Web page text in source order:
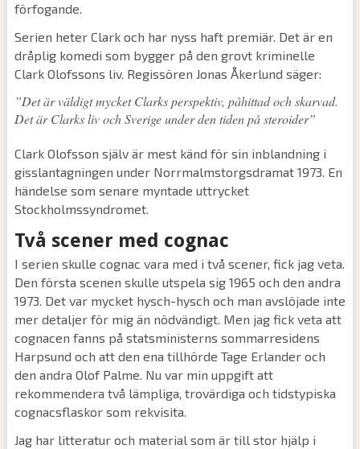
förfogande.
Serien heter Clark och har nyss haft premiär. Det är en
dråplig komedi som bygger på den grovt kriminelle
Clark Olofssons liv. Regissören Jonas Åkerlund säger:
”Det är väldigt mycket Clarks perspektiv, påhittad och skarvad.
Det är Clarks liv och Sverige under den tiden på steroider”
Clark Olofsson själv är mest känd för sin inblandning i
gisslantagningen under Norrmalmstorgsdramat 1973. En
händelse som senare myntade uttrycket
Stockholmssyndromet.
Två scener med cognac
I serien skulle cognac vara med i två scener, fick jag veta.
Den första scenen skulle utspela sig 1965 och den andra
1973. Det var mycket hysch-hysch och man avslöjade inte
mer detaljer för mig än nödvändigt. Men jag fick veta att
cognacen fanns på statsministerns sommarresidens
Harpsund och att den ena tillhörde Tage Erlander och
den andra Olof Palme. Nu var min uppgift att
rekommendera två lämpliga, trovärdiga och tidstypiska
cognacsflaskor som rekvisita.
Jag har litteratur och material som är till stor hjälp i